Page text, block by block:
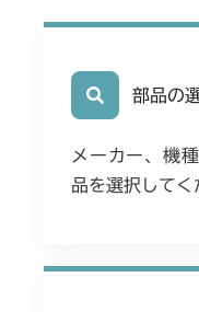
ミッシ
ミッシ
CMX186
部品の
メーカー、機
品を選択してく